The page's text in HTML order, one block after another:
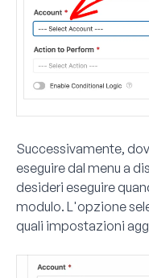
Successivamente,
eseguiredal menu a
desideri eseguire
modulo. L'opzione
quali impostazioni